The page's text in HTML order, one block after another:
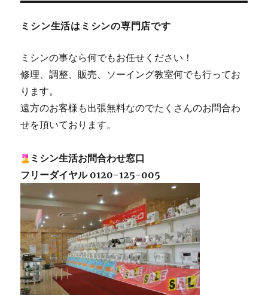
ミシン生活はミシンの専門店です
ミシンの事なら何でもお任せください！
修理、調整、販売、ソーイング教室何でも行ってお
ります。
遠方のお客様も出張無料なのでたくさんのお問合わ
せを頂いております。
ミシン生活お問合わせ窓口
フリーダイヤル 0120-125-005